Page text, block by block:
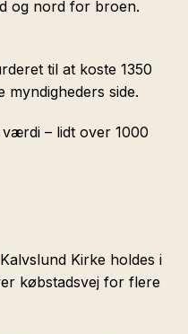
og nord for broen.
til at koste 1350
side.
– lidt over 1000
Kirke holdes i
købstadsvej for flere